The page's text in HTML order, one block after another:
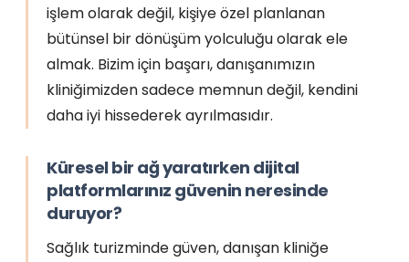
işlem olarak değil, kişiye özel planlanan
bütünsel bir dönüşüm yolculuğu olarak ele
almak. Bizim için başarı, danışanımızın
kliniğimizden sadece memnun değil, kendini
daha iyi hissederek ayrılmasıdır.
Küresel bir ağ yaratırken dijital
platformlarınız güvenin neresinde
duruyor?
Sağlık turizminde güven, danışan kliniğe